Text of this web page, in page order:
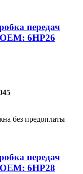
передач
6HP26
без предоплаты
передач
6HP28